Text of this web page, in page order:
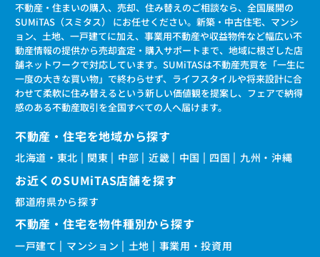
不動産・住まいの購入、売却、住み替えのご相談なら、全国展開の
SUMiTAS（スミタス） にお任せください。新築・中古住宅、マンシ
ョン、土地、一戸建てに加え、事業用不動産や収益物件など幅広い不
動産情報の提供から売却査定・購入サポートまで、地域に根ざした店
舗ネットワークで対応しています。SUMiTASは不動産売買を「一生に
一度の大きな買い物」で終わらせず、ライフスタイルや将来設計に合
わせて柔軟に住み替えるという新しい価値観を提案し、フェアで納得
感のある不動産取引を全国すべての人へ届けます。
不動産・住宅を地域から探す
北海道・東北 関東 中部 近畿 中国 四国 九州・沖縄
お近くのSUMiTAS店舗を探す
都道府県から探す
不動産・住宅を物件種別から探す
一戸建て マンション 土地 事業用・投資用